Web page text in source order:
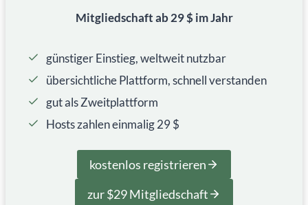
Mitgliedschaft ab 29 $ im Jahr
günstiger Einstieg, weltweit nutzbar
übersichtliche Plattform, schnell verstanden
gut als Zweitplattform
Hosts zahlen einmalig 29 $
kostenlos registrieren
zur $29 Mitgliedschaft